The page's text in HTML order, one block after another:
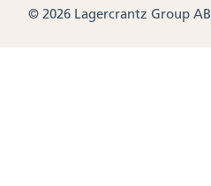
© 2026 Lagercrantz Group AB